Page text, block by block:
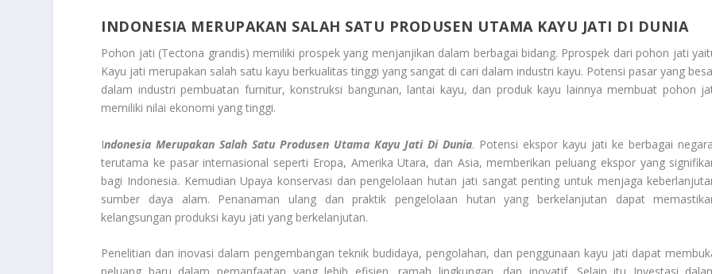
INDONESIA MERUPAKAN SALAH SATU PRODUSEN UTAMA KAYU JATI DI DUNIA
Pohon jati (Tectona grandis) memiliki prospek yang menjanjikan dalam berbagai bidang. Pprospek dari pohon jati
Kayu jati merupakan salah satu kayu berkualitas tinggi yang sangat di cari dalam industri kayu. Potensi pasar yang
dalam industri pembuatan furnitur, konstruksi bangunan, lantai kayu, dan produk kayu lainnya membuat pohon
memiliki nilai ekonomi yang tinggi.
Indonesia Merupakan Salah Satu Produsen Utama Kayu Jati Di Dunia. Potensi ekspor kayu jati ke berbagai
terutama ke pasar internasional seperti Eropa, Amerika Utara, dan Asia, memberikan peluang ekspor yang
bagi Indonesia. Kemudian Upaya konservasi dan pengelolaan hutan jati sangat penting untuk menjaga
sumber daya alam. Penanaman ulang dan praktik pengelolaan hutan yang berkelanjutan dapat
kelangsungan produksi kayu jati yang berkelanjutan.
Penelitian dan inovasi dalam pengembangan teknik budidaya, pengolahan, dan penggunaan kayu jati dapat